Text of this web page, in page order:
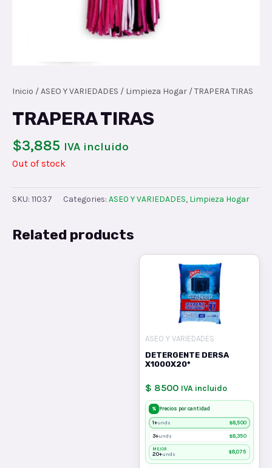
Inicio /ASEO Y VARIEDADES / Limpieza Hogar / TRAPERA TIRAS
TRAPERA TIRAS
$3,885 IVA incluido
Out of stock
SKU: 11037 Categories: ASEO Y VARIEDADES, Limpieza Hogar
Related products
ASEO Y VARIEDADES
DETERGENTE DERSA
X1000X20*
$ 8500 IVA incluido
% Precios por cantidad
1+unds $8,500
3+unds $8,350
MEJOR
20+unds $8,075